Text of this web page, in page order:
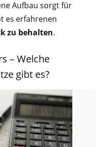
Aufbau sorgt für
es erfahrenen
zu behalten.
– Welche
gibt es?